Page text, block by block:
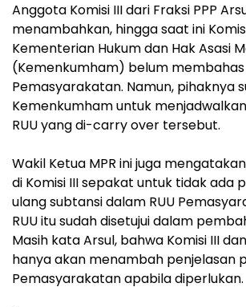
Anggota Komisi III dari Fraksi PPP
menambahkan, hingga saat ini
Kementerian Hukum dan Hak Asasi
(Kemenkumham) belum membahas
Pemasyarakatan. Namun, pihaknya
Kemenkumham untuk
RUU yang di-carry over tersebut.
Wakil Ketua MPR ini juga
di Komisi III sepakat untuk tidak ada
ulang subtansi dalam RUU
RUU itu sudah disetujui dalam
Masih kata Arsul, bahwa Komisi III
hanya akan menambah penjelasan
Pemasyarakatan apabila diperlukan.